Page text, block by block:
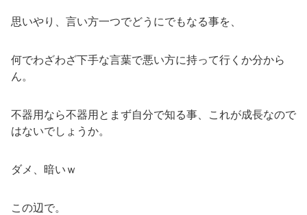
思いやり、言い方一つでどうにでもなる事を、
何でわざわざ下手な言葉で悪い方に持って行くか分から
ん。
不器用なら不器用とまず自分で知る事、これが成長なので
はないでしょうか。
ダメ、暗いｗ
この辺で。